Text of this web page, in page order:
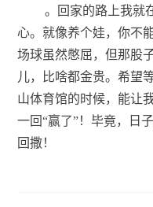
。回家的路上我就
心。就像养个娃，你不
场球虽然憋屈，但那股
儿，比啥都金贵。希望
山体育馆的时候，能让
一回“赢了”！毕竟，日
回撒！